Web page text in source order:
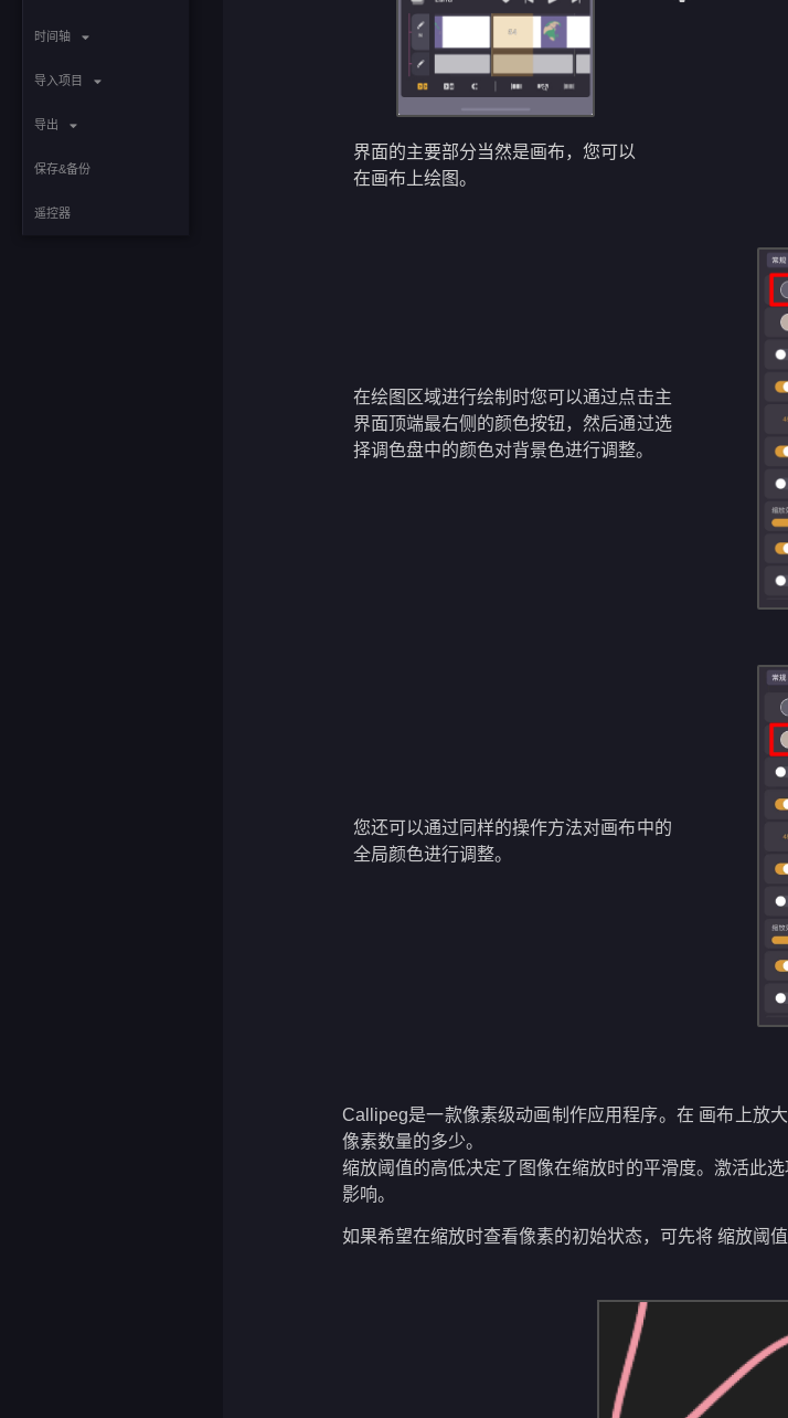
时间轴
导入项目
导出
保存&备份
遥控器
界面的主要部分当然是画布，您可以
在画布上绘图。
在绘图区域进行绘制时您可以通过点击主
界面顶端最右侧的颜色按钮，然后通过选
择调色盘中的颜色对背景色进行调整。
您还可以通过同样的操作方法对画布中的
全局颜色进行调整。
Callipeg是一款像素级动画制作应用程序。在 画布上放
像素数量的多少。
缩放阈值的高低决定了图像在缩放时的平滑度。激活此
影响。
如果希望在缩放时查看像素的初始状态，可先将 缩放阈值